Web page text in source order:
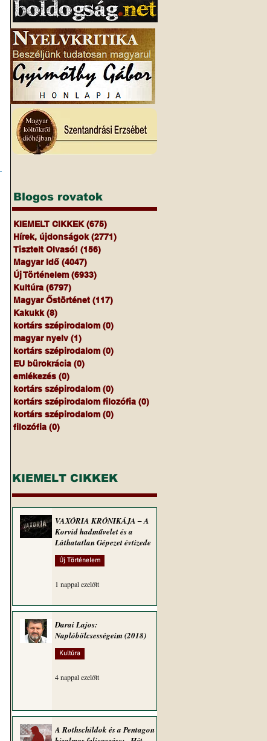
Blogos rovatok
KIEMELT CIKKEK (675)
Hírek, újdonságok (2771)
Tisztelt Olvasó! (156)
Magyar Idő (4047)
Új Történelem (6933)
Kultúra (6797)
Magyar Őstörténet (117)
Kakukk (8)
kortárs szépirodalom (0)
magyar nyelv (1)
kortárs szépirodalom (0)
EU bürokrácia (0)
emlékezés (0)
kortárs szépirodalom (0)
kortárs szépirodalom filozófia (0)
kortárs szépirodalom (0)
filozófia (0)
KIEMELT CIKKEK
VAXÓRIA KRÓNIKÁJA ‒ A
Korvid hadművelet és a
Láthatatlan Gépezet évtizede
Új Történelem
1 nappal ezelőtt
Darai Lajos:
Naplóbölcsességeim (2018)
Kultúra
4 nappal ezelőtt
A Rothschildok és a Pentagon